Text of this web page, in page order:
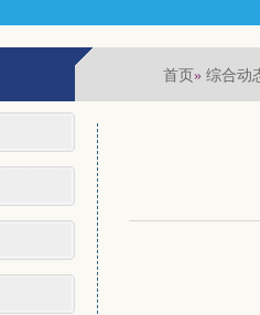
首页» 综合动